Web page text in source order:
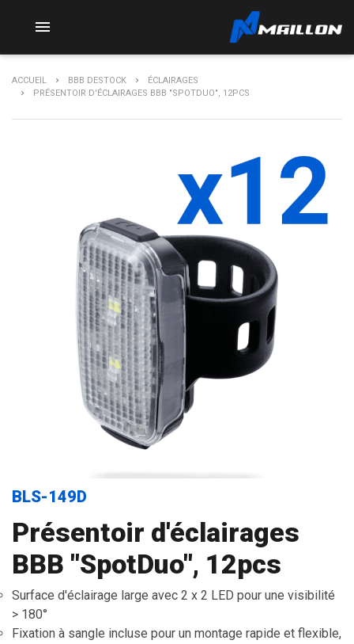

ACCUEIL BBB DESTOCK
ÉCLAIRAGES
PRÉSENTOIR D'ÉCLAIRAGES BBB "SPOTDUO", 12PCS
BLS-149D
Présentoir d'éclairages
BBB "SpotDuo", 12pcs
Surface d'éclairage large avec 2 x 2 LED pour une visibilité
> 180°
Fixation à sangle incluse pour un montage rapide et flexible,